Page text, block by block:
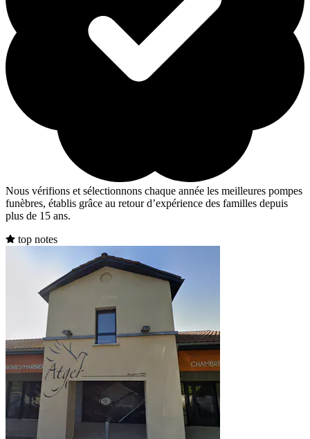
Nous vérifions et sélectionnons chaque année les meilleures pompes
funèbres, établis grâce au retour d’expérience des familles depuis
plus de 15 ans.
top notes